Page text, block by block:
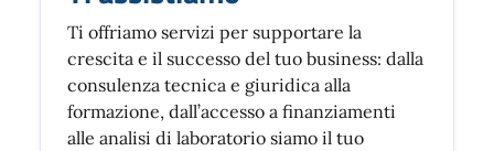
Ti offriamo servizi per supportare la
crescita e il successo del tuo business: dalla
consulenza tecnica e giuridica alla
formazione, dall’accesso a finanziamenti
alle analisi di laboratorio siamo il tuo